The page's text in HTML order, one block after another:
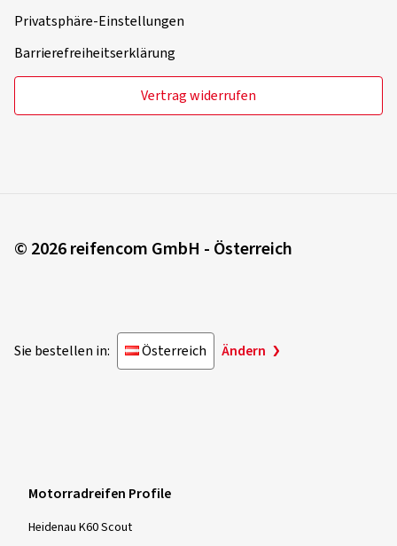
Privatsphäre-Einstellungen
Barrierefreiheitserklärung
Vertrag widerrufen
© 2026 reifencom GmbH - Österreich
Sie bestellen in: Österreich Ändern
Motorradreifen Profile
Heidenau K60 Scout